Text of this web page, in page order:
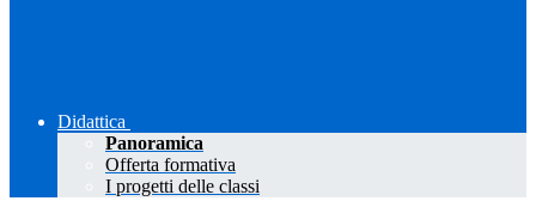
Didattica
Panoramica
Offerta formativa
I progetti delle classi